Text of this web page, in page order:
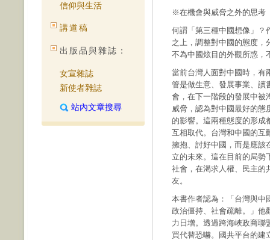
信仰與生活
講道稿
出版品與雜誌：
女宣雜誌
新使者雜誌
站內文章搜尋
※在機會與威脅之外的思考
何謂「第三種中國想像」？
之上，調整對中國的態度，
不為中國炫目的外觀所惑，
當前台灣人面對中國時，有
管是做生意、發展事業、讀
會，在下一階段的發展中被
威脅，認為對中國最好的態
的影響。這兩種態度的形成
互相取代。台灣和中國的互
擁抱、討好中國，而是應該
立的未來。這在目前的局勢
社會，在渴求人權、民主的
友。
本書作者認為：「台灣與中
政治僵持、社會疏離。」他
力日增。透過跨海峽政商聯
買代替恐嚇。國共平台的建